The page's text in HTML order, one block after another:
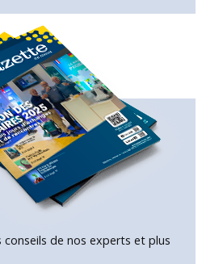
conseils de nos experts et plus